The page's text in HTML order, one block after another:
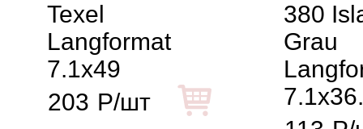
Texel
Langformat
7.1x49
203 Р/шт
380
Grau